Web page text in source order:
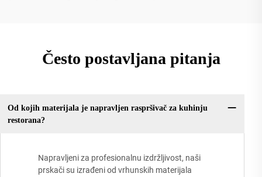
Često postavljana pitanja
Od kojih materijala je napravljen raspršivač za kuhinju
restorana?
Napravljeni za profesionalnu izdržljivost, naši
prskači su izrađeni od vrhunskih materijala